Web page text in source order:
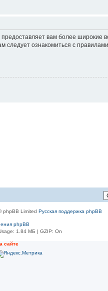
вам более
следует ознакомиться с
phpBB Limited Русская поддержка phpBB
phpBB
1.84 МБ | GZIP: On
сaйте